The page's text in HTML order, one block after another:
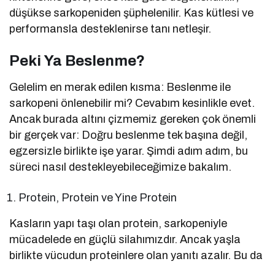
düşükse sarkopeniden şüphelenilir. Kas kütlesi ve
performansla desteklenirse tanı netleşir.
Peki Ya Beslenme?
Gelelim en merak edilen kısma: Beslenme ile
sarkopeni önlenebilir mi? Cevabım kesinlikle evet.
Ancak burada altını çizmemiz gereken çok önemli
bir gerçek var: Doğru beslenme tek başına değil,
egzersizle birlikte işe yarar. Şimdi adım adım, bu
süreci nasıl destekleyebileceğimize bakalım.
Protein, Protein ve Yine Protein
Kasların yapı taşı olan protein, sarkopeniyle
mücadelede en güçlü silahımızdır. Ancak yaşla
birlikte vücudun proteinlere olan yanıtı azalır. Bu da